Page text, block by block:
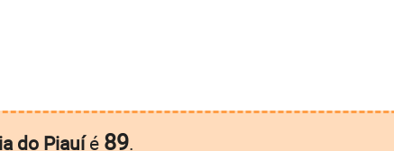
do Piauíé 89.